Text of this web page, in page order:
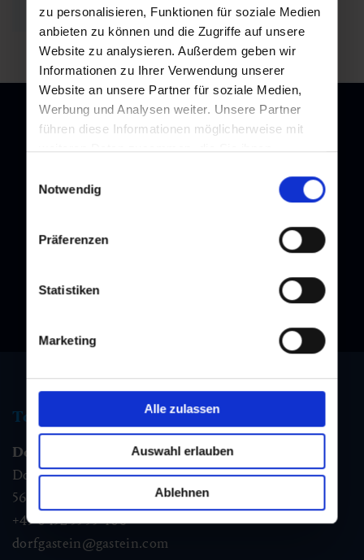
zu personalisieren, Funktionen für soziale Medien
anbieten zu können und die Zugriffe auf unsere
Website zu analysieren. Außerdem geben wir
Informationen zu Ihrer Verwendung unserer
Website an unsere Partner für soziale Medien,
Werbung und Analysen weiter. Unsere Partner
führen diese Informationen möglicherweise mit
weiteren Daten zusammen, die Sie ihnen
Nutzung der Dienste gesammelt haben.
Notwendig
Präferenzen
Statistiken
Marketing
Alle zulassen
Auswahl erlauben
Ablehnen
Zurück zur Übersicht
Melden Sie sich bei unserem Newsletter an, und bleiben Sie
Tourismus Information
Dorfgastein
Dorfstraße 1,
5632
+43 6432 3393 460
dorfgastein@gastein.com